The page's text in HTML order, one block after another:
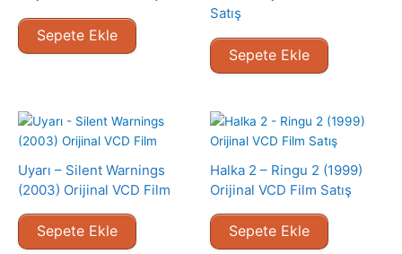
Sepete Ekle
Satış
Sepete Ekle
Uyarı – Silent Warnings
(2003) Orijinal VCD Film
Sepete Ekle
Halka 2 – Ringu 2 (1999)
Orijinal VCD Film Satış
Sepete Ekle